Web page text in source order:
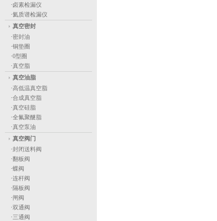
·卤素检漏仪
·氦质谱检漏仪
真空密封
·密封油
·铜垫圈
·0型圈
·真空脂
真空油脂
·高低温真空脂
·合成真空脂
·真空硅脂
·全氟聚醚脂
·真空泵油
真空阀门
·封闭送料阀
·翻板阀
·蝶阀
·连杆阀
· 隔板阀
·闸阀
·双通阀
·三通阀